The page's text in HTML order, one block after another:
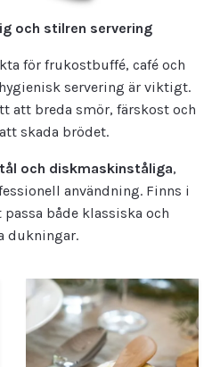
och stilren servering
för frukostbuffé, café och
servering är viktigt.
att breda smör, färskost och
skada brödet.
och diskmaskinståliga,
användning. Finns i
både klassiska och
dukningar.